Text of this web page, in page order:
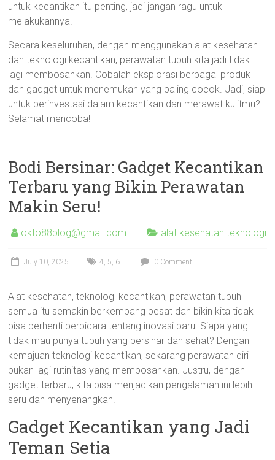
untuk kecantikan itu penting, jadi jangan ragu untuk
melakukannya!
Secara keseluruhan, dengan menggunakan alat kesehatan
dan teknologi kecantikan, perawatan tubuh kita jadi tidak
lagi membosankan. Cobalah eksplorasi berbagai produk
dan gadget untuk menemukan yang paling cocok. Jadi, siap
untuk berinvestasi dalam kecantikan dan merawat kulitmu?
Selamat mencoba!
Bodi Bersinar: Gadget Kecantikan
Terbaru yang Bikin Perawatan
Makin Seru!
okto88blog@gmail.com alat kesehatan teknologi
July 10, 2025 4, 5, 6 0 Comment
Alat kesehatan, teknologi kecantikan, perawatan tubuh—
semua itu semakin berkembang pesat dan bikin kita tidak
bisa berhenti berbicara tentang inovasi baru. Siapa yang
tidak mau punya tubuh yang bersinar dan sehat? Dengan
kemajuan teknologi kecantikan, sekarang perawatan diri
bukan lagi rutinitas yang membosankan. Justru, dengan
gadget terbaru, kita bisa menjadikan pengalaman ini lebih
seru dan menyenangkan.
Gadget Kecantikan yang Jadi
Teman Setia